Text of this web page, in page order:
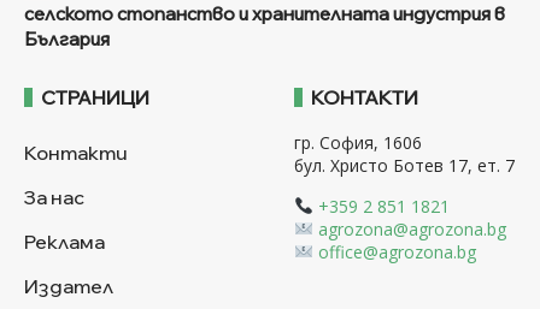
селското стопанство и хранителната индустрия в
България
СТРАНИЦИ
Контакти
За нас
Реклама
Издател
КОНТАКТИ
гр. София, 1606
бул. Христо Ботев 17, ет. 7
+359 2 851 1821
agrozona@agrozona.bg
office@agrozona.bg